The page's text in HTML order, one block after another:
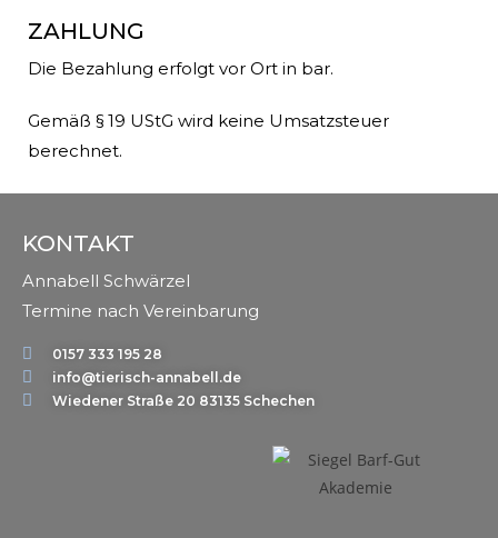
ZAHLUNG
Die Bezahlung erfolgt vor Ort in bar.
Gemäß § 19 UStG wird keine Umsatzsteuer
berechnet.
KONTAKT
Annabell Schwärzel
Termine nach Vereinbarung
0157 333 195 28
info@tierisch-annabell.de
Wiedener Straße 20 83135 Schechen